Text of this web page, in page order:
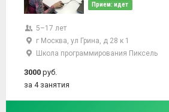
Прием: идет
5–17 лет
г Москва, ул Грина, д 28 к 1
Школа программирования Пиксель
3000 руб.
за 4 занятия